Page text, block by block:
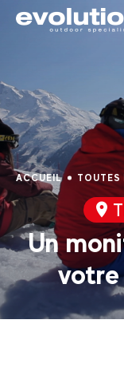
ACCUEIL TOUTES
Un